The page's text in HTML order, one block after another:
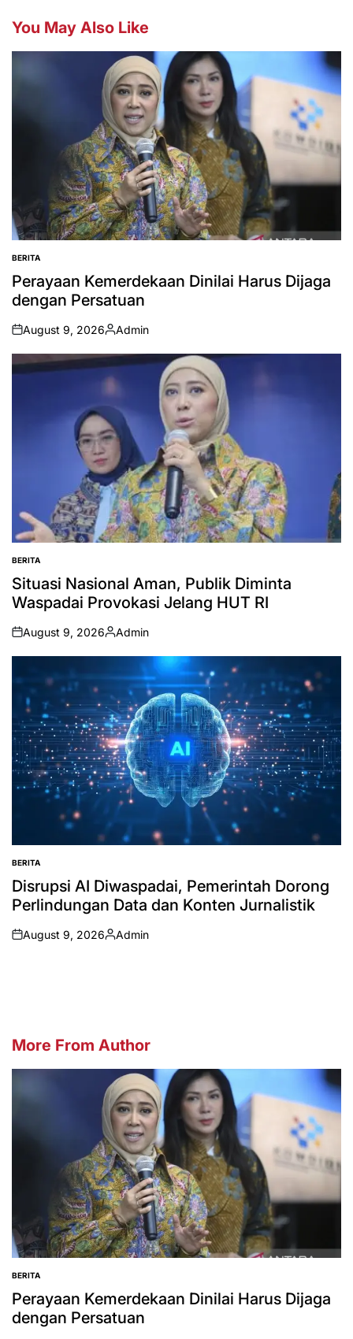
You May Also Like
POSTED
IN
BERITA
Perayaan Kemerdekaan Dinilai Harus Dijaga
dengan Persatuan
on
August 9, 2026
Posted
by
Admin
POSTED
IN
BERITA
Situasi Nasional Aman, Publik Diminta
Waspadai Provokasi Jelang HUT RI
on
August 9, 2026
Posted
by
Admin
POSTED
IN
BERITA
Disrupsi AI Diwaspadai, Pemerintah Dorong
Perlindungan Data dan Konten Jurnalistik
on
August 9, 2026
Posted
Admin
More From Author
POSTED
IN
BERITA
Perayaan Kemerdekaan Dinilai Harus Dijaga
dengan Persatuan